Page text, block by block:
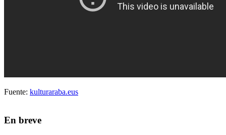
Fuente: kulturaraba.eus
En breve